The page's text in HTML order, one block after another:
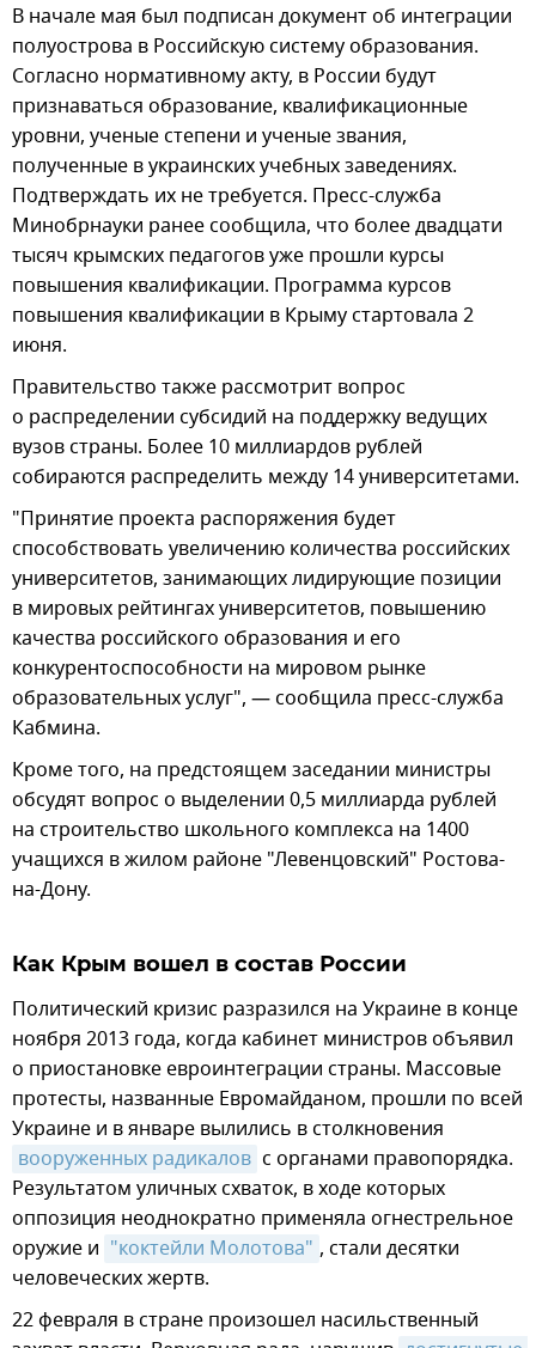
В начале мая был подписан документ об интеграции
полуострова в Российскую систему образования.
Согласно нормативному акту, в России будут
признаваться образование, квалификационные
уровни, ученые степени и ученые звания,
полученные в украинских учебных заведениях.
Подтверждать их не требуется. Пресс-служба
Минобрнауки ранее сообщила, что более двадцати
тысяч крымских педагогов уже прошли курсы
повышения квалификации. Программа курсов
повышения квалификации в Крыму стартовала 2
июня.
Правительство также рассмотрит вопрос
о распределении субсидий на поддержку ведущих
вузов страны. Более 10 миллиардов рублей
собираются распределить между 14 университетами.
"Принятие проекта распоряжения будет
способствовать увеличению количества российских
университетов, занимающих лидирующие позиции
в мировых рейтингах университетов, повышению
качества российского образования и его
конкурентоспособности на мировом рынке
образовательных услуг", — сообщила пресс-служба
Кабмина.
Кроме того, на предстоящем заседании министры
обсудят вопрос о выделении 0,5 миллиарда рублей
на строительство школьного комплекса на 1400
учащихся в жилом районе "Левенцовский" Ростова-
на-Дону.
Как Крым вошел в состав России
Политический кризис разразился на Украине в конце
ноября 2013 года, когда кабинет министров объявил
о приостановке евроинтеграции страны. Массовые
протесты, названные Евромайданом, прошли по всей
Украине и в январе вылились в столкновения
вооруженных радикалов с органами правопорядка.
Результатом уличных схваток, в ходе которых
оппозиция неоднократно применяла огнестрельное
оружие и "коктейли Молотова" , стали десятки
человеческих жертв.
22 февраля в стране произошел насильственный